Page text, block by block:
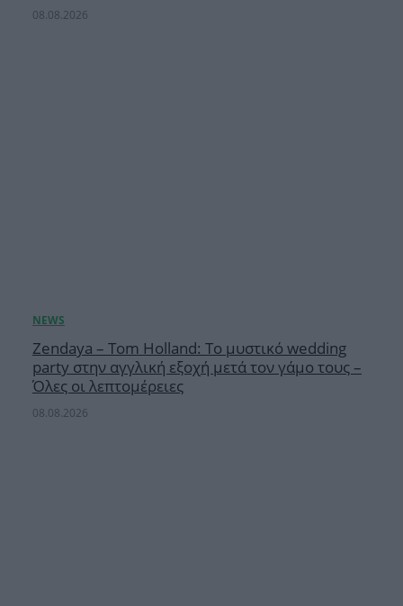
08.08.2026
Zendaya – Tom Holland: Το μυστικό wedding
party στην αγγλική εξοχή μετά τον γάμο τους –
Όλες οι λεπτομέρειες
08.08.2026